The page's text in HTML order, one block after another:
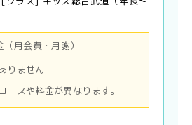
月会費・月謝）
りません
スや料金が異なります。